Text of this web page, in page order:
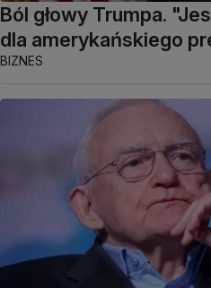
Ból głowy Trumpa.
dla amerykańskiego
BIZNES